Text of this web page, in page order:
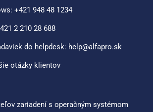
+421 948 48 1234
2 210 28 688
do helpdesk: help@alfapro.sk
otázky klientov
zariadení s operačným systémom